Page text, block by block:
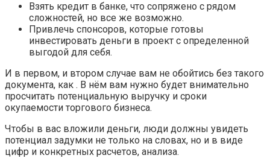
Взять кредит в банке, что сопряжено с рядом
сложностей, но все же возможно.
Привлечь спонсоров, которые готовы
инвестировать деньги в проект с определенной
выгодой для себя.
И в первом, и втором случае вам не обойтись без такого
документа, как . В нём вам нужно будет внимательно
просчитать потенциальную выручку и сроки
окупаемости торгового бизнеса.
Чтобы в вас вложили деньги, люди должны увидеть
потенциал задумки не только на словах, но и в виде
цифр и конкретных расчетов, анализа.